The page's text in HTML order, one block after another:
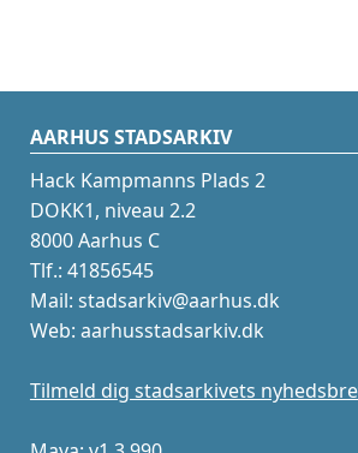
AARHUS STADSARKIV
Hack Kampmanns Plads 2
DOKK1, niveau 2.2
8000 Aarhus C
Tlf.: 41856545
Mail: stadsarkiv@aarhus.dk
Web: aarhusstadsarkiv.dk
Tilmeld dig stadsarkivets